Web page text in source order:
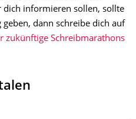
dich informieren sollen, sollte
dann schreibe dich auf
zukünftige Schreibmarathons